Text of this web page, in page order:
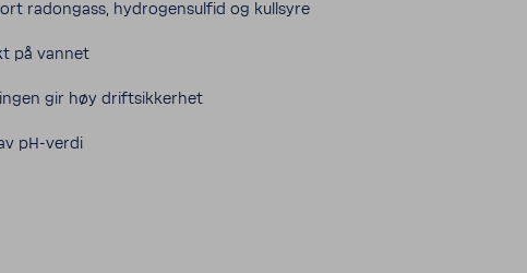
radongass, hydrogensulfid og kullsyre
på vannet
gir høy driftsikkerhet
pH-verdi